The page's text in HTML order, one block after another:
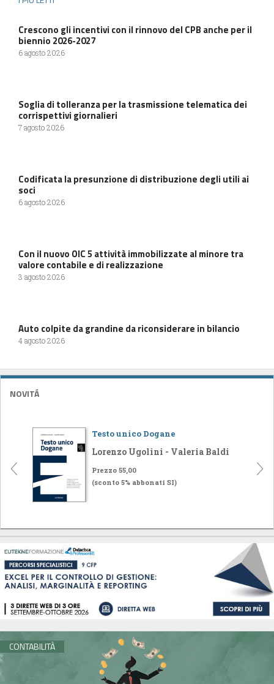
Crescono gli incentivi con il rinnovo del CPB anche per il
biennio 2026-2027
6 agosto 2026
Soglia di tolleranza per la trasmissione telematica dei
corrispettivi giornalieri
7 agosto 2026
Codificata la presunzione di distribuzione degli utili ai
soci
6 agosto 2026
Con il nuovo OIC 5 attività immobilizzate al minore tra
valore contabile e di realizzazione
3 agosto 2026
Auto colpite da grandine da riconsiderare in bilancio
4 agosto 2026
NOVITÁ
Testo unico Dogane
Lorenzo Ugolini - Valeria Baldi
Prezzo 55,00
(sconto 5% abbonati SI)
CONTABILITÀ